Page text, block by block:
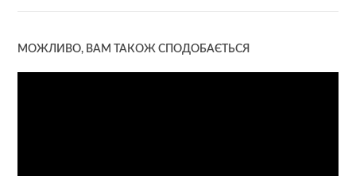
МОЖЛИВО, ВАМ ТАКОЖ СПОДОБАЄТЬСЯ